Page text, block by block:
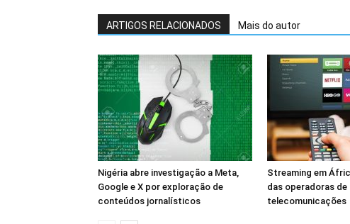
ARTIGOS RELACIONADOS Mais do autor
Nigéria abre investigação a Meta,
Google e X por exploração de
conteúdos jornalísticos
Streaming em
das operadoras de
telecomunicações